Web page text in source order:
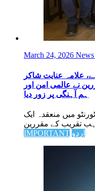
March 24, 2026
علامہ عنایت شاکر
نے عالمی امن اور
ہم آہنگی پر زور دیا
میں منعقدہ ایک
IMPORTANT اردو